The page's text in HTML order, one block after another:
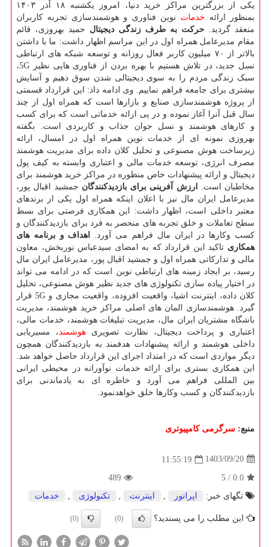
یکی از بزرگترین مراکز خرید دنیا، امروز یکشنبه ۱۸ آذر ۱۴۰۳
بمنظور ارائه خدمات نوین فناوری و هوشمندسازی تجربه کاربران
منعقد گردید. حرکت به طرف زندگی دیجیتال حمید بهروزی، قائم
مقام مدیرعامل همراه اول در این مراسم اظهار داشت: ما با داشتن
بالاتر از ۷۰ میلیون کاربر فعال روزانه و توسعه شبکه های ارتباطی
نسل جدید، در تلاش هستیم با بهره بردن از فناوری هایی نظیر 5G،
سبک زندگی مردم را به سوی دیجیتالی شدن سوق دهیم و آسایش
بیشتری برای جامعه فراهم نماییم. وی ادامه داد: این قرارداد قسمتی
از پروژه هوشمندسازی صنایع و بازارها است که همراه اول از چند
سال قبل آنرا آغاز نموده و در پی ارائه خدماتی است که برای کسب
و کارهای هوشمند و نسل جوان جذاب و کاربردی است. بگفته
بهروزی نمونه ای از خدمات نوین همراه اول در امسال، ارائه
زیرساخت هوش مصنوعی و تحلیل کلان داده برای مدیریت هوشمند
مصرف انرژی، توسعه خدمات مالی و اعتباری وابسته به کیف پول
دیجیتال و ارائه پیشنهادات خاص منظوره در مراکز خرید هوشمند برای
مخاطبان است.
ارزش آفرینی برای بازدیدکنندگان جمشید اقبال پور،
مدیرعامل ایران مال نیز با اعلان اینکه همراه اول یکی از برندهای
معتبر داخلی است، اظهار داشت: این همکاری فرصتی برای بسط
سطح تعاملات و خلق تجربه های منحصر به فرد برای بازدیدکنندگان و
کسب وکارها در ایران مال فراهم می آورد.
اهداف و برنامه های
همکاری تاکید این قرارداد که به امضای سیدعباس نوربخش، معاون
مالی و تدارکاتی همراه اول و جمشید اقبال پور، مدیرعامل ایران مال
رسید، بر ایجاد زمینه های ارتباطی نوین است که در ادامه می تواند
در اختیار پیاده سازی تکنولوژی های جدید نظیر هوش مصنوعی، تحلیل
کلان داده، اینترنت اشیا، واقعیت افزوده، واقعیت مجازی و 5G قرار
گیرد. هوشمندسازی المان های اصلی مراکز خرید هوشمند، مدیریت
باشگاه مشتریان ایران مال، مدیریت تبلیغات هوشمند، خدمات مالی،
اعتباری و پرداخت دیجیتال، نظارت تصویری هوشمند، مسیریابی
داخلی هوشمند و ارائه پیشنهادات هدفمند به بازدیدکنندگان همچون
دیگر مواردی است که در امتداد اجرای این قرارداد حاصل خواهد شد.
این همکاری بستری برای ارائه خدمات نوآورانه در محیطی ایرانی
بین المللی فراهم می آورد و خاطره ای به یادماندنی برای
بازدیدکنندگان و کسب وکارها خلق خواهدنمود.
منبع: سرگرمی كامپیوتری
1403/09/20
11:55:19
0.0
/
5
489
تگهای خبر:
اپراتور , اینترنت , تكنولوژی , خدمات
این مطلب را می پسندید؟ (0)
(0)